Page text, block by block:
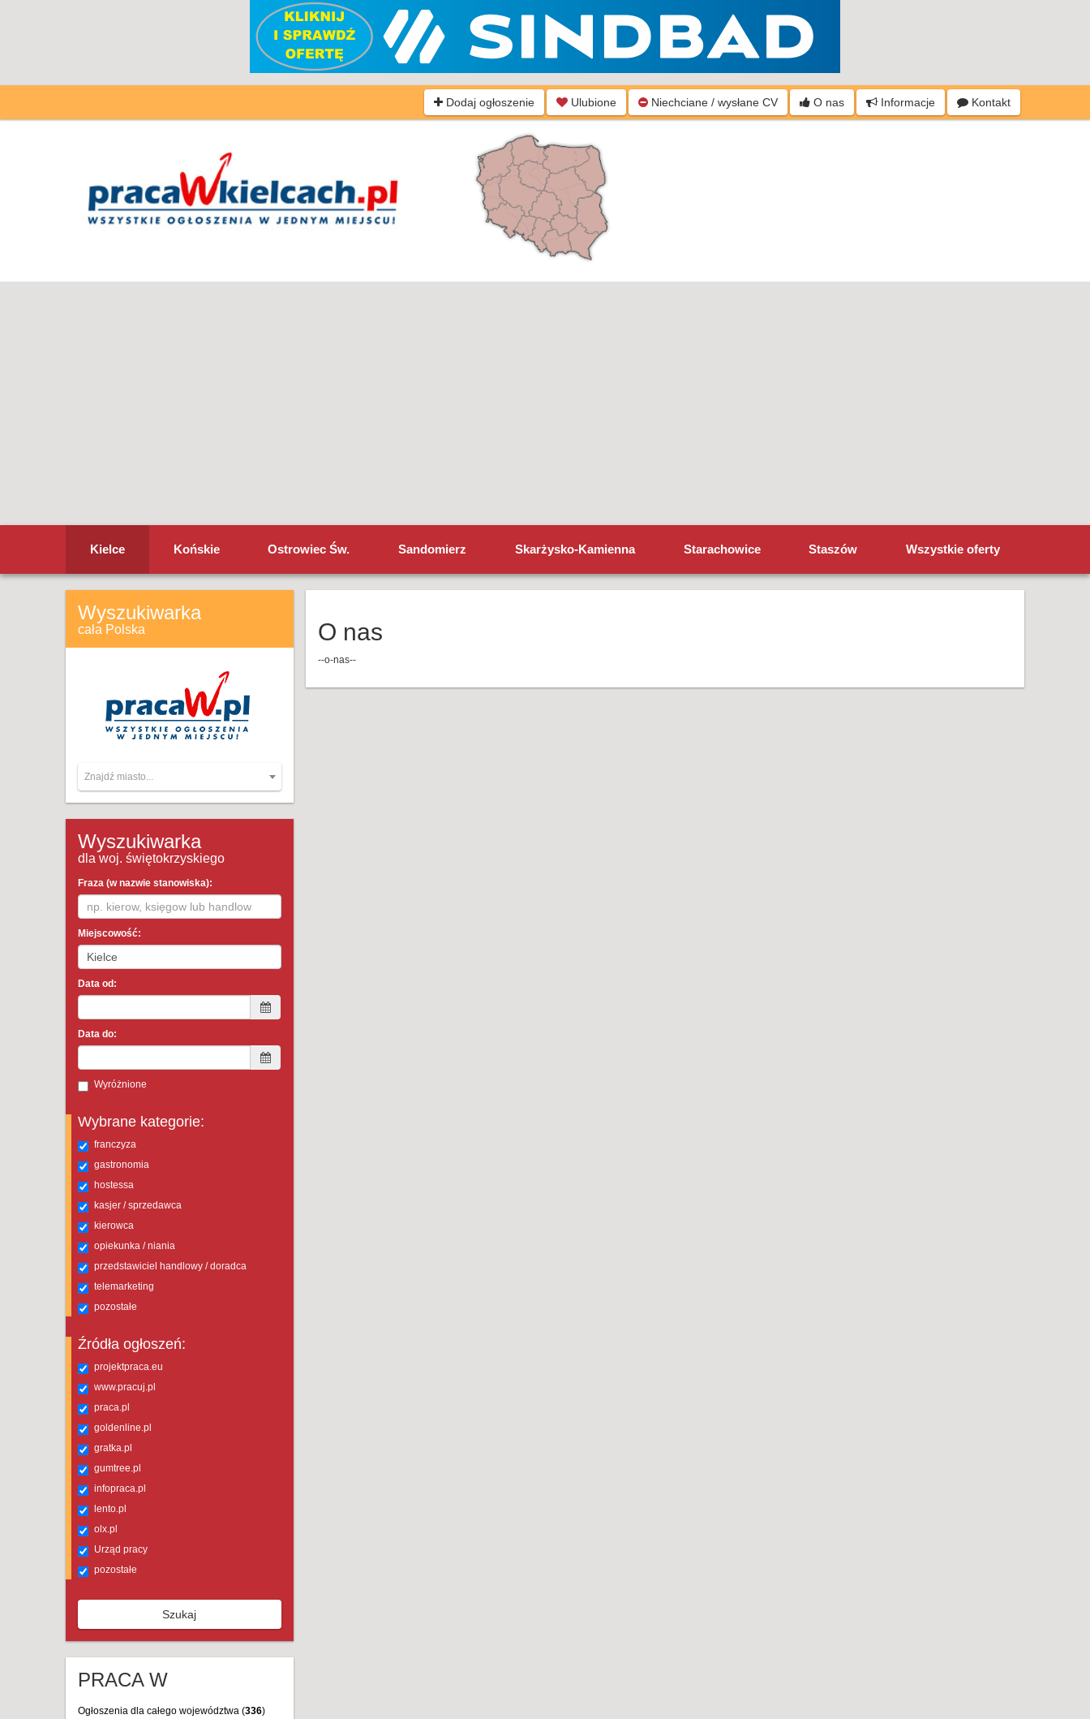
Dodaj ogłoszenie Ulubione Niechciane / wysłane CV O nas Informacje Kontakt
Kielce Końskie Ostrowiec Św. Sandomierz Skarżysko-Kamienna Starachowice Staszów Wszystkie oferty
Wyszukiwarka
cała Polska
Znajdź miasto...
Wyszukiwarka
dla woj. świętokrzyskiego
Fraza (w nazwie stanowiska):
Miejscowość:
Data od:
Data do:
Wyróżnione
Wybrane kategorie:
franczyza
gastronomia
hostessa
kasjer / sprzedawca
kierowca
opiekunka / niania
przedstawiciel handlowy / doradca
telemarketing
pozostałe
Źródła ogłoszeń:
projektpraca.eu
www.pracuj.pl
praca.pl
goldenline.pl
gratka.pl
gumtree.pl
infopraca.pl
lento.pl
olx.pl
Urząd pracy
pozostałe
Szukaj
PRACA W
Ogłoszenia dla całego województwa (336)
O nas
--o-nas--